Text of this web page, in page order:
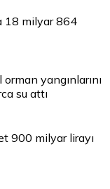
18 milyar 864
yangınlarını
su attı
900 milyar lirayı